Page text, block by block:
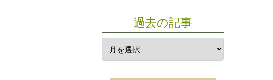
過去の記事